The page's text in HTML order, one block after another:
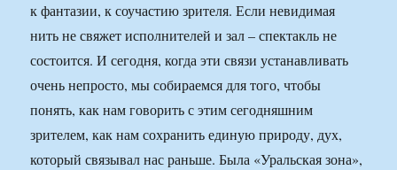
к фантазии, к соучастию зрителя. Если невидимая
нить не свяжет исполнителей и зал – спектакль не
состоится. И сегодня, когда эти связи устанавливать
очень непросто, мы собираемся для того, чтобы
понять, как нам говорить с этим сегодняшним
зрителем, как нам сохранить единую природу, дух,
который связывал нас раньше. Была «Уральская зона»,